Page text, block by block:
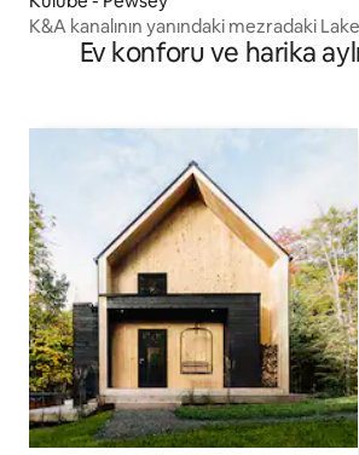
K&A kanalının yanındaki mezradaki
Ev konforu ve harika